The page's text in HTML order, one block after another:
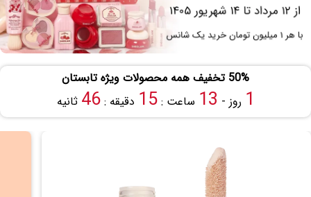
50% تخفیف همه محصولات ویژه تابستان
1 روز - 13 ساعت :15 دقیقه :46 ثانیه